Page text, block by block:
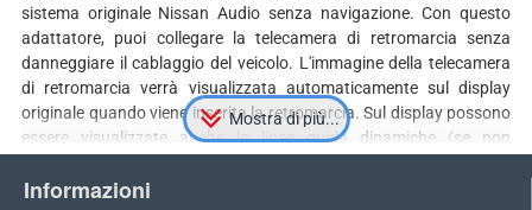
sistema originale Nissan Audio senza navigazione. Con questo
adattatore, puoi collegare la telecamera di retromarcia senza
danneggiare il cablaggio del veicolo. L'immagine della telecamera
di retromarcia verrà visualizzata automaticamente sul display
originale quando viene inserita la retromarcia. Sul display possono
essere visualizzate anche le linee guida dinamiche (se non
menu diagnostico del veicolo seguendo le nostre istruzioni -
Informazioni